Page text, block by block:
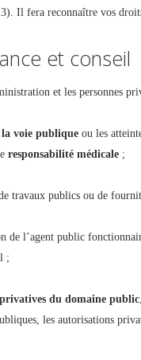
Il fera reconnaître vos
et conseil
et les personnes
la voie publique ou les
responsabilité médicale ;
travaux publics ou de
de l’agent public
;
du domaine public
les autorisations